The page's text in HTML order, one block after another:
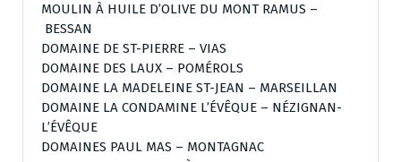
MOULIN À HUILE D’OLIVE DU MONT RAMUS –
BESSAN
DOMAINE DE ST-PIERRE – VIAS
DOMAINE DES LAUX – POMÉROLS
DOMAINE LA MADELEINE ST-JEAN – MARSEILLAN
DOMAINE LA CONDAMINE L’ÉVÊQUE – NÉZIGNAN-
L’ÉVÊQUE
DOMAINES PAUL MAS – MONTAGNAC